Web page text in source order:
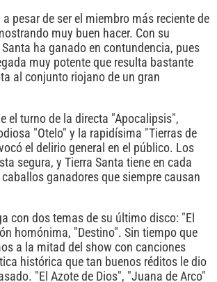
a pesar de ser el miembro más reciente de
muy buen hacer. Con su
ha ganado en contundencia, pues
muy potente que resulta bastante
al conjunto riojano de un gran
el turno de la directa "Apocalipsis",
"Otelo" y la rapidísima "Tierras de
el delirio general en el público. Los
segura, y Tierra Santa tiene en cada
ganadores que siempre causan
con dos temas de su último disco: "El
homónima, "Destino". Sin tiempo que
a la mitad del show con canciones
histórica que tan buenos réditos le dio
"El Azote de Dios", "Juana de Arco"